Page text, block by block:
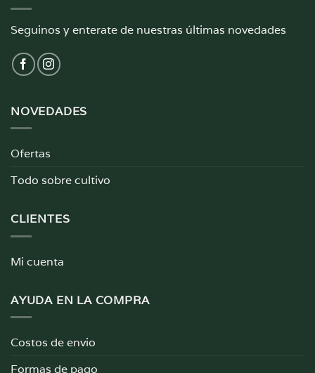
Seguinos y enterate de nuestras últimas novedades
NOVEDADES
Ofertas
Todo sobre cultivo
CLIENTES
Mi cuenta
AYUDA EN LA COMPRA
Costos de envio
Formas de pago